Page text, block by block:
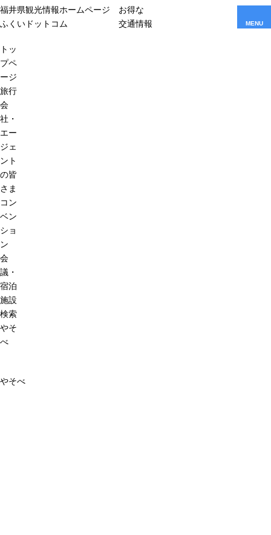
福井県観光情報ホームページ
ふくいドットコム
お得な
交通情報
MENU
トッ
プペ
ージ
旅行
会
社・
エー
ジェ
ント
の皆
さま
コン
ベン
ショ
ン
会
議・
宿泊
施設
検索
やそ
べ
やそべ